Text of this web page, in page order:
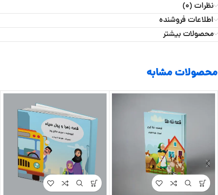
نظرات (0)
اطلاعات فروشنده
محصولات بیشتر
محصولات مشابه